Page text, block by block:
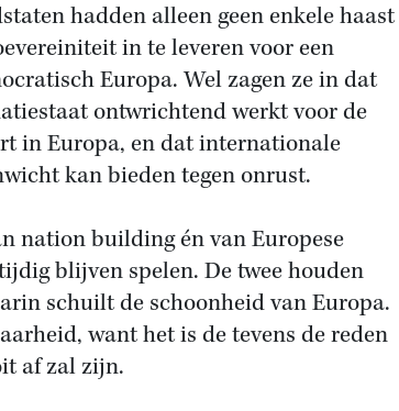
hadden alleen geen enkele haast
in te leveren voor een
Europa. Wel zagen ze in dat
ontwrichtend werkt voor de
in Europa, en dat internationale
kan bieden tegen onrust.
nation building én van Europese
blijven spelen. De twee houden
schuilt de schoonheid van Europa.
want het is de tevens de reden
af zal zijn.